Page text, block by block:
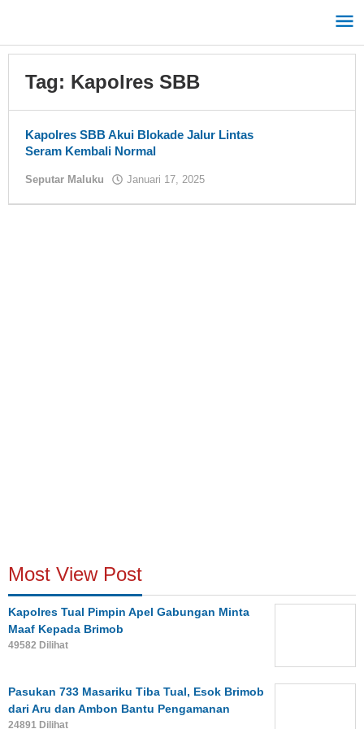
konten
Tag: Kapolres SBB
Kapolres SBB Akui Blokade Jalur Lintas
Seram Kembali Normal
Seputar Maluku Januari 17, 2025
Most View Post
Kapolres Tual Pimpin Apel Gabungan Minta
Maaf Kepada Brimob
49582 Dilihat
Pasukan 733 Masariku Tiba Tual, Esok Brimob
dari Aru dan Ambon Bantu Pengamanan
24891 Dilihat